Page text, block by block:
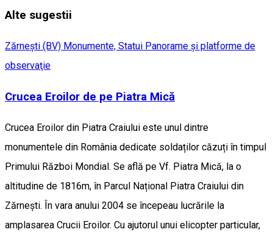
Alte sugestii
Zărneşti (BV) Monumente, Statui Panorame şi platforme de
observaţie
Crucea Eroilor de pe Piatra Mică
Crucea Eroilor din Piatra Craiului este unul dintre
monumentele din România dedicate soldaților căzuți în timpul
Primului Război Mondial. Se află pe Vf. Piatra Mică, la o
altitudine de 1816m, în Parcul Național Piatra Craiului din
Zărnești. În vara anului 2004 se începeau lucrările la
amplasarea Crucii Eroilor. Cu ajutorul unui elicopter particular,